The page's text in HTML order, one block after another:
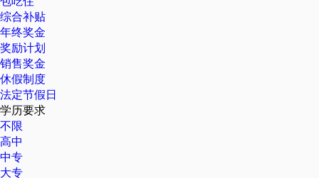
综合补贴
年终奖金
奖励计划
销售奖金
休假制度
法定节假日
学历要求
不限
高中
中专
大专